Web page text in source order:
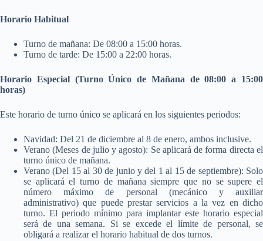
Horario Habitual
Turno de mañana: De 08:00 a 15:00 horas.
Turno de tarde: De 15:00 a 22:00 horas.
Horario Especial (Turno Único de Mañana de 08:00 a 15:00
horas)
Este horario de turno único se aplicará en los siguientes periodos:
Navidad: Del 21 de diciembre al 8 de enero, ambos inclusive.
Verano (Meses de julio y agosto): Se aplicará de forma directa el
turno único de mañana.
Verano (Del 15 al 30 de junio y del 1 al 15 de septiembre): Solo
se aplicará el turno de mañana siempre que no se supere el
número máximo de personal (mecánico y auxiliar
administrativo) que puede prestar servicios a la vez en dicho
turno. El periodo mínimo para implantar este horario especial
será de una semana. Si se excede el límite de personal, se
obligará a realizar el horario habitual de dos turnos.